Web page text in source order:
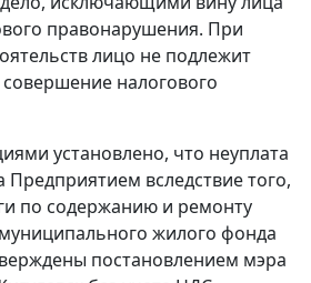
правонарушения. При
лицо не подлежит
совершение налогового
установлено, что неуплата
вследствие того,
по содержанию и ремонту
жилого фонда
постановлением мэра